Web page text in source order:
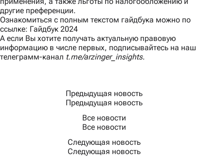
другие преференции.
Ознакомиться с полным текстом гайдбука можно по
ссылке: Гайдбук 2024
А если Вы хотите получать актуальную правовую
информацию в числе первых, подписывайтесь на наш
телеграмм-канал t.me/arzinger_insights.
Предыдущая новость
Предыдущая новость
Все новости
Все новости
Следующая новость
Следующая новость